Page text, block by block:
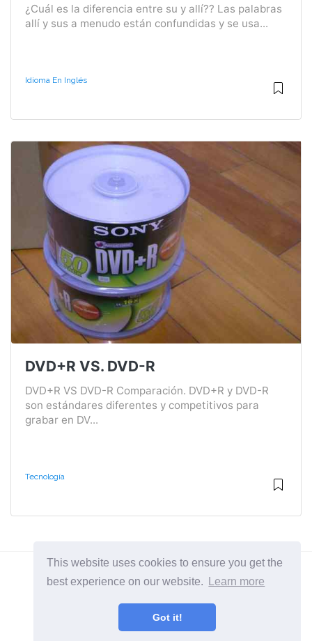
This website uses cookies to ensure you get the
best experience on our website.
Learn more
Got it!
¿Cuál es la diferencia entre su y allí?? Las palabras
allí y sus a menudo están confundidas y se usa...
Idioma En Inglés
DVD+R VS. DVD-R
DVD+R VS DVD-R Comparación. DVD+R y DVD-R
son estándares diferentes y competitivos para
grabar en DV...
Tecnología
2026 ©Diffexpert
Todas las categorias